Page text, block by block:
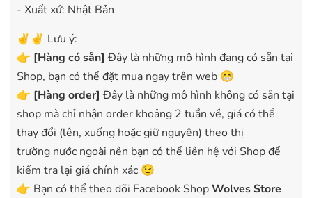
- Xuất xứ: Nhật Bản
✌️✌️ Lưu ý:
👉 [Hàng có sẵn] Đây là những mô hình đang có sẵn tại
Shop, bạn có thể đặt mua ngay trên web 😁
👉 [Hàng order] Đây là những mô hình không có sẵn tại
shop mà chỉ nhận order khoảng 2 tuần về, giá có thể
thay đổi (lên, xuống hoặc giữ nguyên) theo thị
trường nước ngoài nên bạn có thể liên hệ với Shop để
kiểm tra lại giá chính xác 😉
👉 Bạn có thể theo dõi Facebook ShopWolves Store